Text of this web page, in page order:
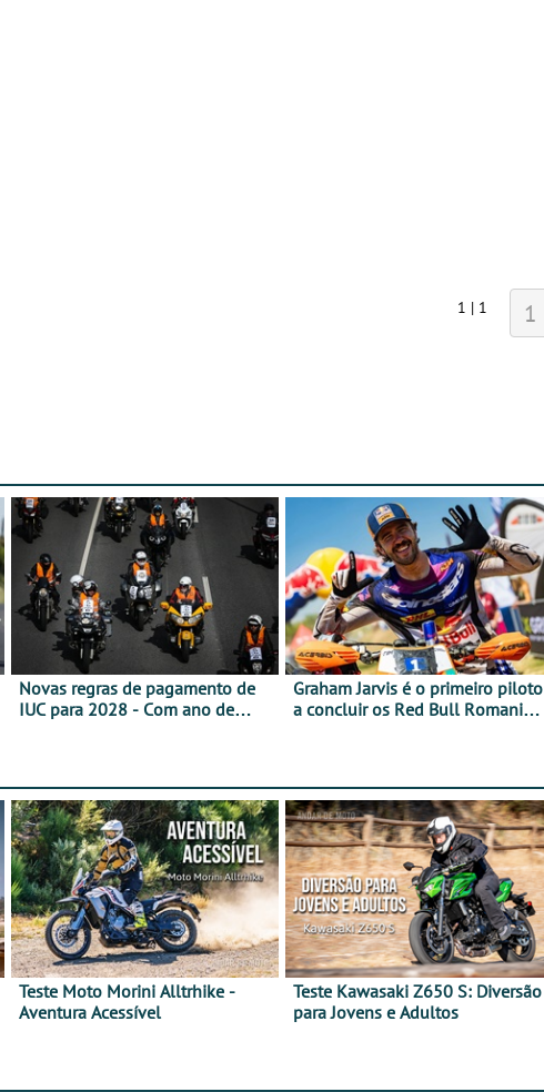
1 | 1 1
Novas regras de pagamento de
IUC para 2028 - Com ano de
Graham Jarvis é o primeiro piloto
a concluir os Red Bull Romaniacs
Teste Moto Morini Alltrhike -
Aventura Acessível
Teste Kawasaki Z650 S: Diversão
para Jovens e Adultos